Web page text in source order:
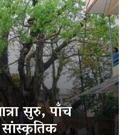
सुरु, पाँच